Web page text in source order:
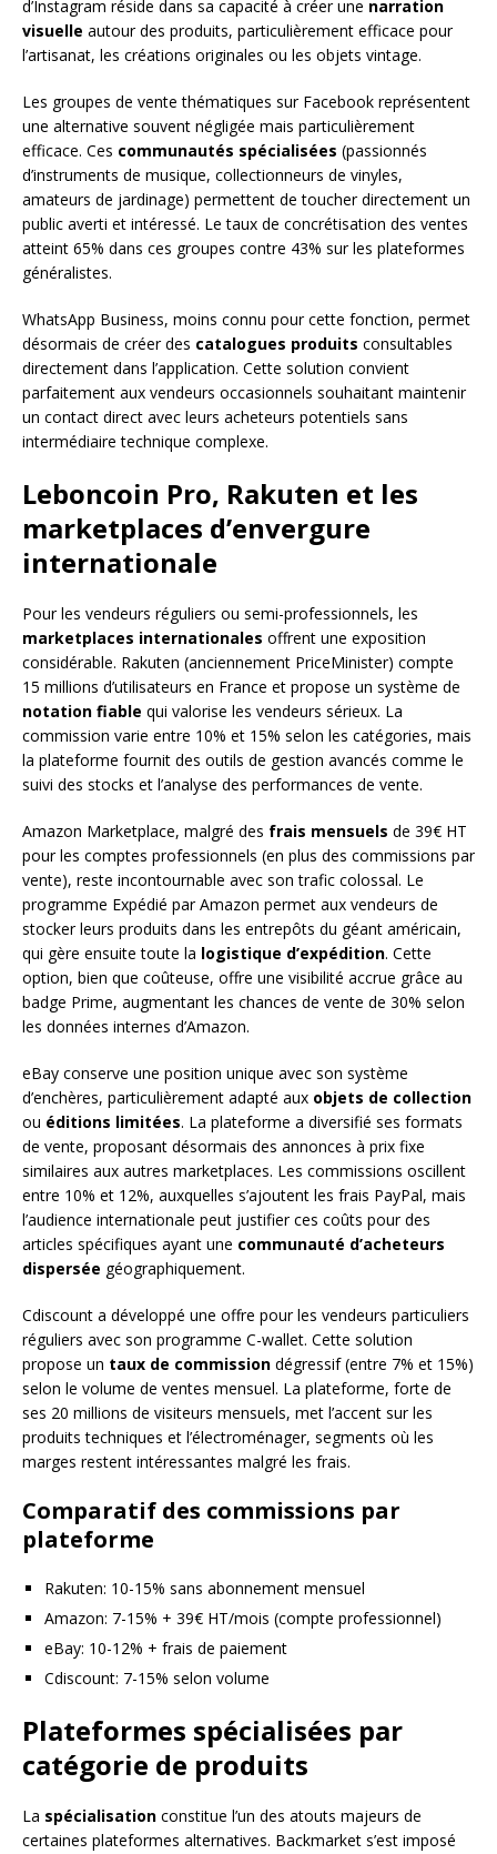
d’Instagram réside dans sa capacité à créer une narration
visuelle autour des produits, particulièrement efficace pour
l’artisanat, les créations originales ou les objets vintage.
Les groupes de vente thématiques sur Facebook représentent
une alternative souvent négligée mais particulièrement
efficace. Ces communautés spécialisées (passionnés
d’instruments de musique, collectionneurs de vinyles,
amateurs de jardinage) permettent de toucher directement un
public averti et intéressé. Le taux de concrétisation des ventes
atteint 65% dans ces groupes contre 43% sur les plateformes
généralistes.
WhatsApp Business, moins connu pour cette fonction, permet
désormais de créer des catalogues produits consultables
directement dans l’application. Cette solution convient
parfaitement aux vendeurs occasionnels souhaitant maintenir
un contact direct avec leurs acheteurs potentiels sans
intermédiaire technique complexe.
Leboncoin Pro, Rakuten et les
marketplaces d’envergure
internationale
Pour les vendeurs réguliers ou semi-professionnels, les
marketplaces internationales offrent une exposition
considérable. Rakuten (anciennement PriceMinister) compte
15 millions d’utilisateurs en France et propose un système de
notation fiable qui valorise les vendeurs sérieux. La
commission varie entre 10% et 15% selon les catégories, mais
la plateforme fournit des outils de gestion avancés comme le
suivi des stocks et l’analyse des performances de vente.
Amazon Marketplace, malgré des frais mensuels de 39€ HT
pour les comptes professionnels (en plus des commissions par
vente), reste incontournable avec son trafic colossal. Le
programme Expédié par Amazon permet aux vendeurs de
stocker leurs produits dans les entrepôts du géant américain,
qui gère ensuite toute la logistique d’expédition. Cette
option, bien que coûteuse, offre une visibilité accrue grâce au
badge Prime, augmentant les chances de vente de 30% selon
les données internes d’Amazon.
eBay conserve une position unique avec son système
d’enchères, particulièrement adapté aux objets de collection
ou éditions limitées. La plateforme a diversifié ses formats
de vente, proposant désormais des annonces à prix fixe
similaires aux autres marketplaces. Les commissions oscillent
entre 10% et 12%, auxquelles s’ajoutent les frais PayPal, mais
l’audience internationale peut justifier ces coûts pour des
articles spécifiques ayant une communauté d’acheteurs
dispersée géographiquement.
Cdiscount a développé une offre pour les vendeurs particuliers
réguliers avec son programme C-wallet. Cette solution
propose un taux de commission dégressif (entre 7% et 15%)
selon le volume de ventes mensuel. La plateforme, forte de
ses 20 millions de visiteurs mensuels, met l’accent sur les
produits techniques et l’électroménager, segments où les
marges restent intéressantes malgré les frais.
Comparatif des commissions par
plateforme
Rakuten: 10-15% sans abonnement mensuel
Amazon: 7-15% + 39€ HT/mois (compte professionnel)
eBay: 10-12% + frais de paiement
Cdiscount: 7-15% selon volume
Plateformes spécialisées par
catégorie de produits
La spécialisation constitue l’un des atouts majeurs de
certaines plateformes alternatives. Backmarket s’est imposé